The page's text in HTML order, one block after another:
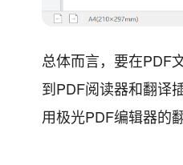
总体而言，要在PDF
到PDF阅读器和翻译
用极光PDF编辑器的